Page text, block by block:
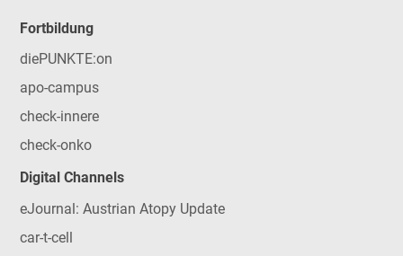
Fortbildung
diePUNKTE:on
apo-campus
check-innere
check-onko
Digital Channels
eJournal: Austrian Atopy Update
car-t-cell